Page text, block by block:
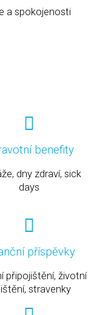
a spokojenosti
benefity
dny zdraví, sick
days
příspěvky
připojištění, životní
stravenky